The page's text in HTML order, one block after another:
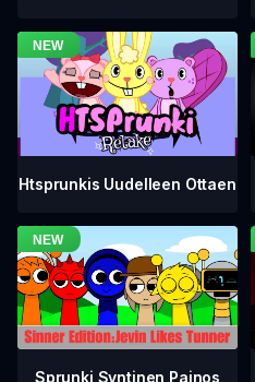
Htsprunkis Uudelleen Ottaen
Sprunki Syntinen Painos